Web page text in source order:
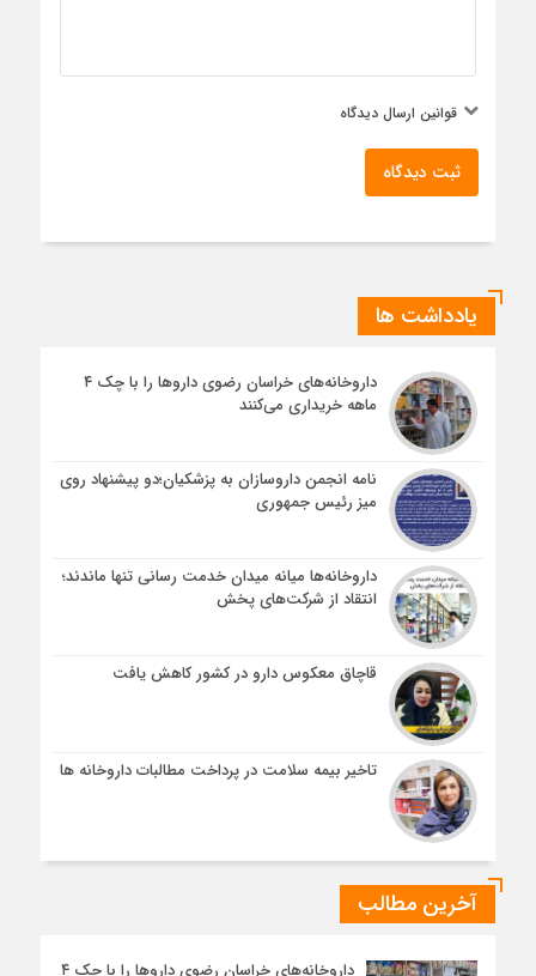
قوانین ارسال دیدگاه
ثبت دیدگاه
یادداشت ها
داروخانه‌های خراسان رضوی داروها را با چک ۴
ماهه خریداری می‌کنند
نامه انجمن داروسازان به پزشکیان؛دو پیشنهاد روی
میز رئیس جمهوری
داروخانه‌ها میانه میدان خدمت رسانی تنها ماندند؛
انتقاد از شرکت‌های پخش
قاچاق معکوس دارو در کشور کاهش یافت
تاخیر بیمه سلامت در پرداخت مطالبات داروخانه ها
آخرین مطالب
داروخانه‌های خراسان رضوی داروها را با چک ۴